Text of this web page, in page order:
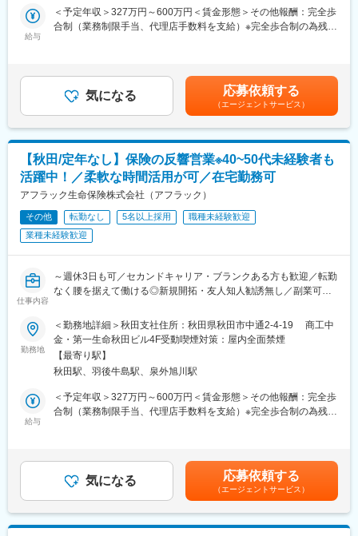
方へのご案内などはありません。
に時代のニーズに合った多様な商品ラインアップがあり、少額の
ものから手厚い保障のある商品までお客様のライフプランに合っ
◆教育体制
担当者が一人ひとりに合った内容で研修を行い、商品知識や提案
の仕方、事務手続きなどをお教えしていきます。 こまめにコミュ
ニケーションを取りながら寄り添ってサポートします。ブランク
があってもご安心下さい。
当社代理店制度の一形態であるストラテジックパートナー（SP）
としての採用です。個人代理店として当社と代理店業務委託契約
を持ってお問い合わせいただいた方が対象です。個々のライフス
タイルに合った最適な保険の提案営業を行ってください。
から無理なく営業活動が行えます。
※月1回の研修参加、週1回の所属営業部・支社への活動報告は必
須参加となります。
【スケジュール例】
9時：お客様先へ訪問→10時：お客様先で面談→12時：お昼休み
→14時：自宅に戻り、お客様とWEB面談→16時：業務終了
◆当ポジションの魅力
新商品の提案からSPが担当をします。既存のお客様の、保険の見
直しタイミングや、保険に興味をお持ちの方からのお問い合わせ
方へのご案内などはありません。
（2）提案しやすい保険商品
当社のがん保険・医療保険の保有契約数は業界トップクラスで
す。その高い知名度、強い商品力がある保険を提案できます。常
ものから手厚い保障のある商品までお客様のライフプランに合っ
た内容が提案できます。
ニケーションを取りながら寄り添ってサポートします。ブランク
があってもご安心下さい。
給与
＜予定年収＞327万円～600万円＜賃金形態＞その他報酬：完全歩
合制（業務制限手当、代理店手数料を支給）※完全歩合制の為残業
業務制限手当（成績連動）を支給 ※最低保証なし・分配後手数
料 2ヵ月目以降業績に応じた分配後手数料（成績連動）を支給■
就業開始時の想定年収：327万円賃金はあくまでも目安の金額で
あり、選考を通じて上下する可能性があります。月給(月額)は固定
手当を含めた表記です。
気になる 応募依頼する
（エージェントサービス）
【秋田/定年なし】保険の反響営業※40~50代未経験者も
活躍中！／柔軟な時間活用が可／在宅勤務可
アフラック生命保険株式会社（アフラック）
その他 転勤なし 5名以上採用
職種未経験歓迎
業種未経験歓迎
仕事内容
～週休3日も可／セカンドキャリア・ブランクある方も歓迎／転勤
なく腰を据えて働ける◎新規開拓・友人知人勧誘無し／副業可／
◆業務内容
契約内容見直しや新商品提案など、既にアフラックの保険にご加
入をいただいているお客様への提案活動をお任せいたします（業
務委託）。
◆具体的な業務内容
当社代理店制度の一形態であるストラテジックパートナー（SP）
としての採用です。個人代理店として当社と代理店業務委託契約
を持ってお問い合わせいただいた方が対象です。個々のライフス
タイルに合った最適な保険の提案営業を行ってください。
勤務地
＜勤務地詳細＞秋田支社住所：秋田県秋田市中通2-4-19 商工中
金・第一生命秋田ビル4F受動喫煙対策：屋内全面禁煙
【最寄り駅】
秋田駅、羽後牛島駅、泉外旭川駅
給与
＜予定年収＞327万円～600万円＜賃金形態＞その他報酬：完全歩
合制（業務制限手当、代理店手数料を支給）※完全歩合制の為残業
業務制限手当（成績連動）を支給 ※最低保証なし・分配後手数
料 2ヵ月目以降業績に応じた分配後手数料（成績連動）を支給■
就業開始時の想定年収：327万円賃金はあくまでも目安の金額で
あり、選考を通じて上下する可能性があります。月給(月額)は固定
手当を含めた表記です。
気になる 応募依頼する
（エージェントサービス）